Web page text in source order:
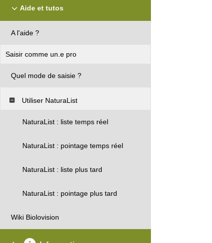
Aide et tutos
A l'aide ?
Saisir comme un.e pro
Quel mode de saisie ?
Utiliser NaturaList
NaturaList : liste temps réel
NaturaList : pointage temps réel
NaturaList : liste plus tard
NaturaList : pointage plus tard
Wiki Biolovision